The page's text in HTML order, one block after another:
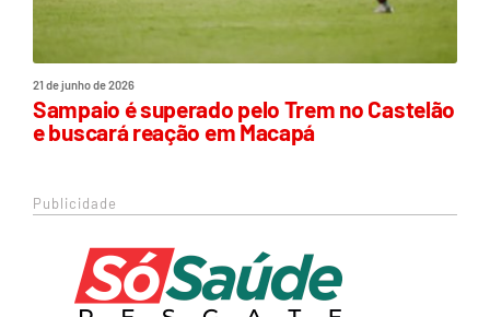
21 de junho de 2026
Sampaio é superado pelo Trem no Castelão
e buscará reação em Macapá
Publicidade